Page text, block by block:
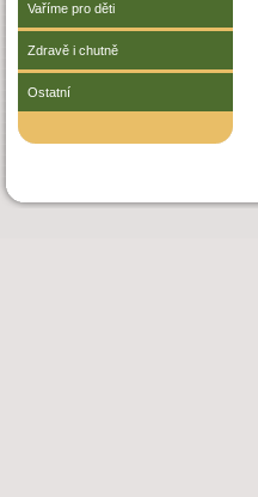
Vaříme pro děti
Zdravě i chutně
Ostatní